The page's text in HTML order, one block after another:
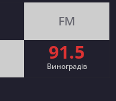
FM
91.5
Виноградів